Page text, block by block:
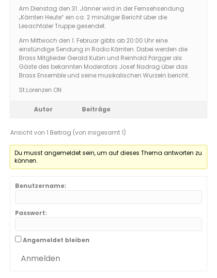
Am Dienstag den 31. Jänner wird in der Fernsehsendung
„Kärnten Heute“ ein ca. 2 minütiger Bericht über die
Lesachtaler Truppe gesendet.
Am Mittwoch den 1. Februar gibts ab 20:00 Uhr eine
einstündige Sendung in Radio Kärnten. Dabei werden die
Brass Mitglieder Gerald Kubin und Reinhold Pargger als
Gäste des bekannten Moderators Josef Nadrag über das
Brass Ensemble und seine musikalischen Wurzeln bericht.
St.Lorenzen ON
Autor Beiträge
Ansicht von 1 Beitrag (von insgesamt 1)
Du musst angemeldet sein, um auf dieses Thema antworten zu
können.
Benutzername:
Passwort:
Angemeldet bleiben
Anmelden